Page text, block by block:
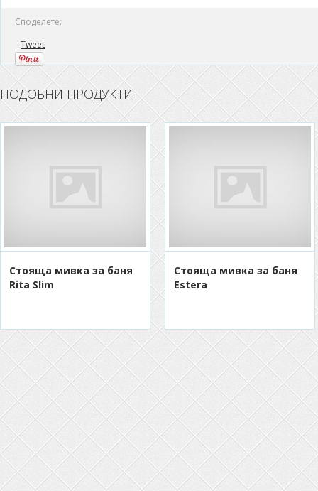
Споделете:
Tweet
ПОДОБНИ ПРОДУКТИ
Стояща мивка за баня
Rita Slim
Стояща мивка за баня
Estera